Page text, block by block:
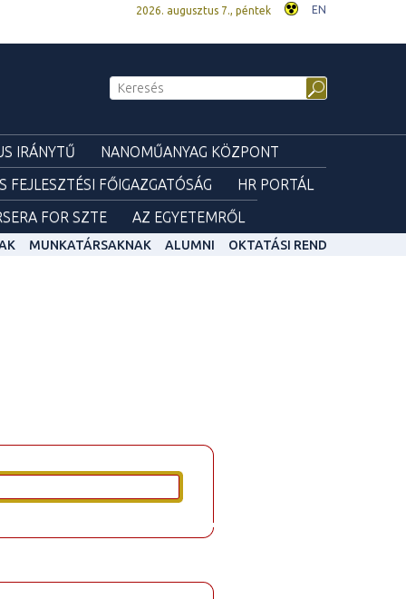
2026. augusztus 7., péntek EN
IRÁNYTŰ
NANOMŰANYAG KÖZPONT
FEJLESZTÉSI FŐIGAZGATÓSÁG
HR PORTÁL
FOR SZTE AZ EGYETEMRŐL
MUNKATÁRSAKNAK ALUMNI OKTATÁSI REND